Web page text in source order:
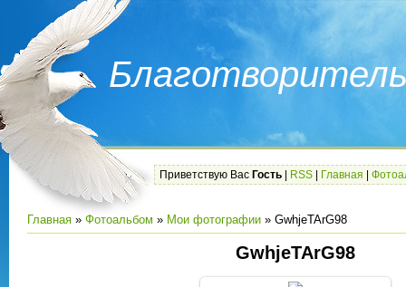
Приветствую Вас Гость RSS Главная
Главная » Фотоальбом » Мои фотографии » GwhjeTArG98
GwhjeTArG98